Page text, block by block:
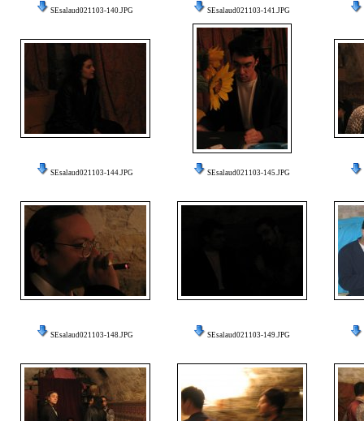
SEsalaud021103-140.JPG SEsalaud021103-141.JPG
SEsalaud021103-144.JPG SEsalaud021103-145.JPG
SEsalaud021103-148.JPG SEsalaud021103-149.JPG